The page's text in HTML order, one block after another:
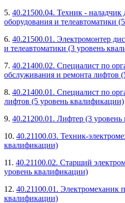
5. 40.21500.04. Техник - наладчик
оборудования и телеавтоматики
6. 40.21500.01. Электромонтер
и телеавтоматики (3 уровень
7. 40.21400.02. Специалист по
обслуживания и ремонта лифтов
8. 40.21400.01. Специалист по
лифтов (5 уровень квалификации)
9. 40.21200.01. Лифтер (3
10. 40.21100.03. Техник-
квалификации)
11. 40.21100.02. Старший
уровень квалификации)
12. 40.21100.01. Электромеханик
квалификации)